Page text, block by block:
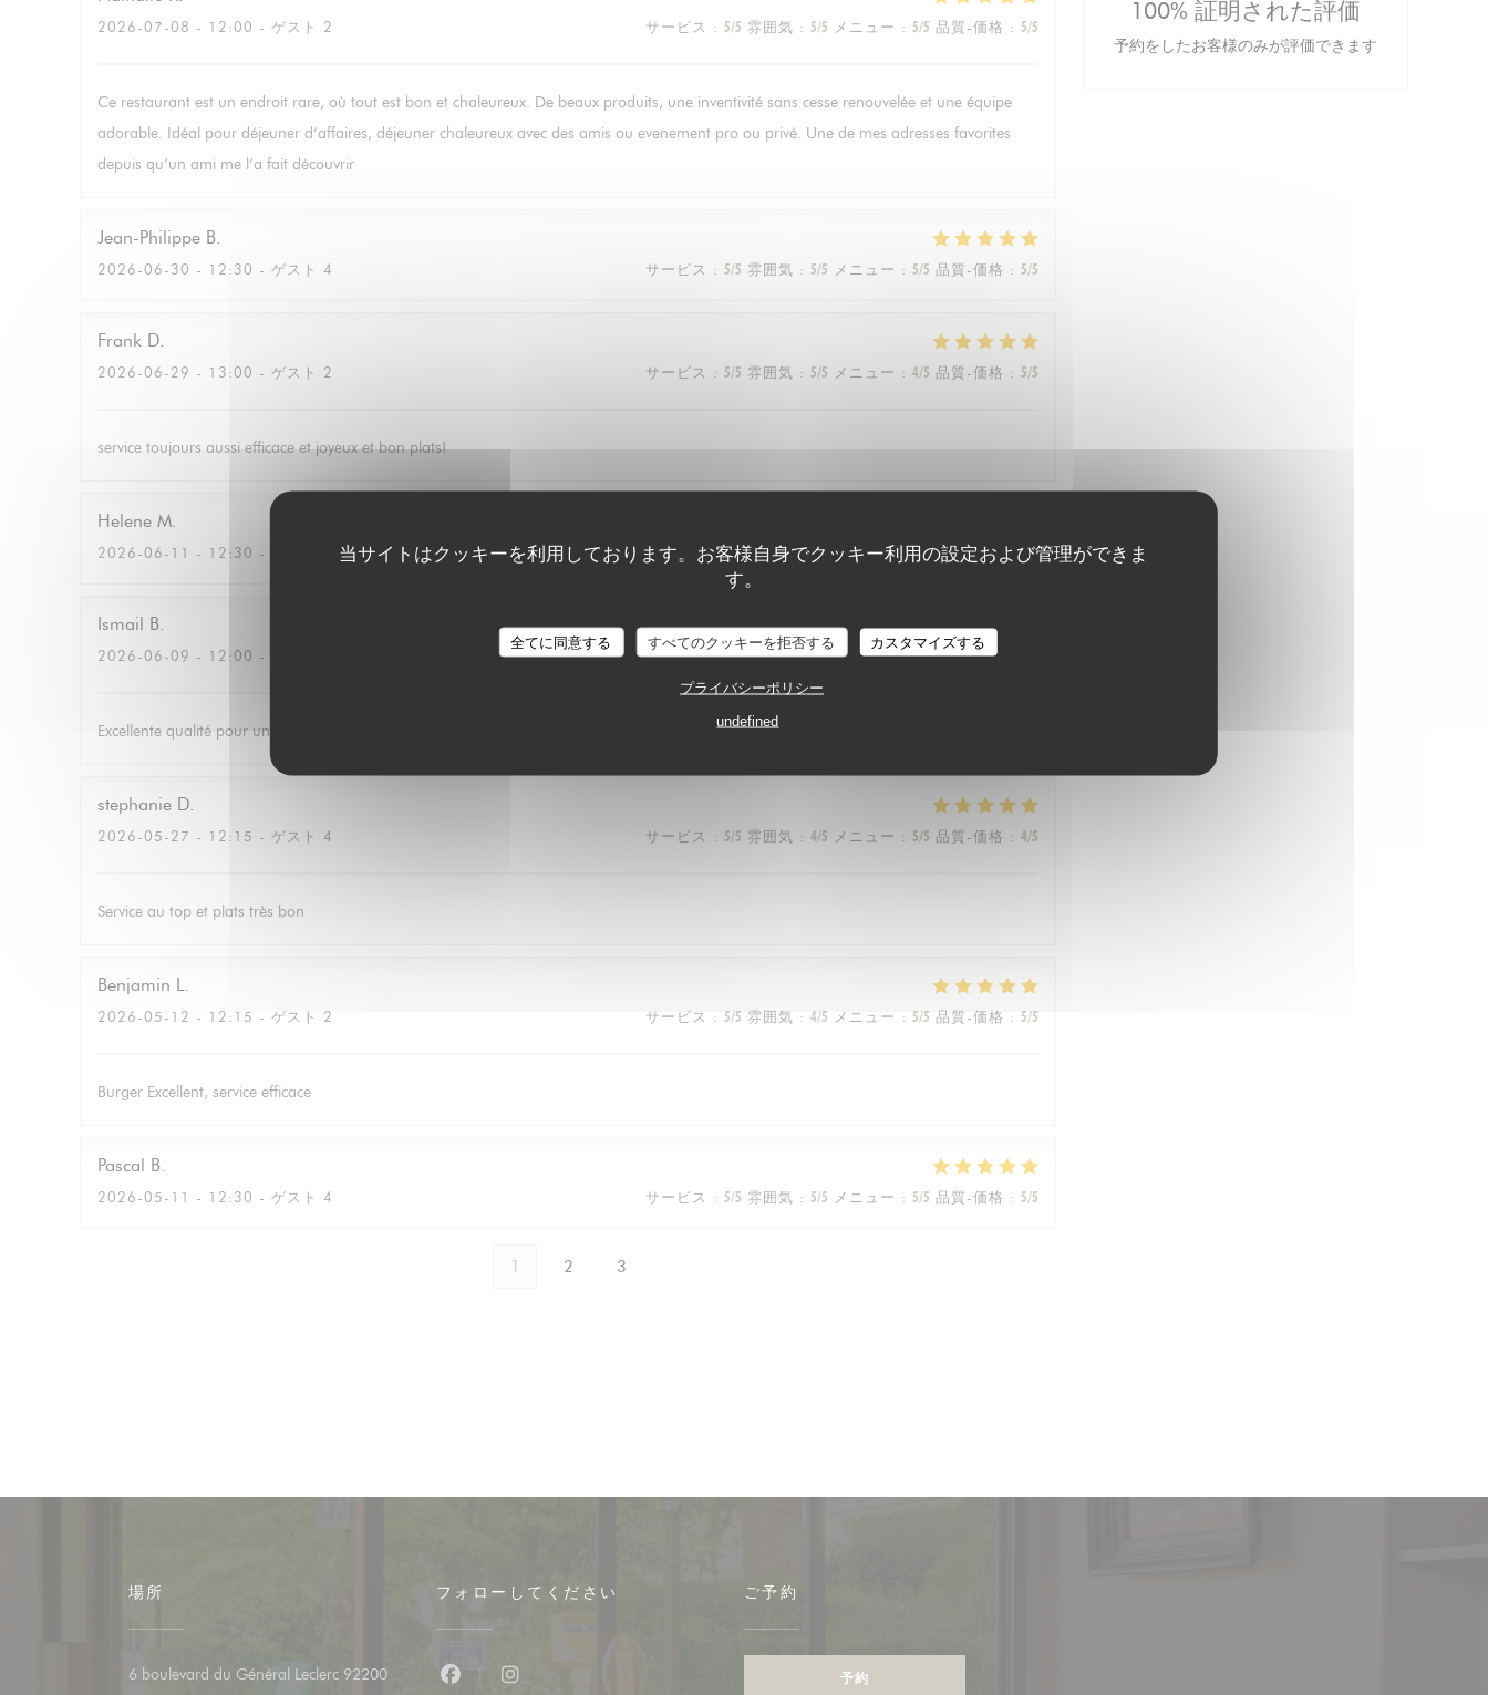
当サイトはクッキーを利用しております。お客様自身でクッキー利用の設定および管理ができま
す。
全てに同意する すべてのクッキーを拒否する カスタマイズする
プライバシーポリシー
undefined
2026-07-08 - 12:00 - ゲスト 2 サービス : 5/5 雰囲気 : 5/5 メニュー : 5/5 品質-価格 : 5/5
Ce restaurant est un endroit rare, où tout est bon et chaleureux. De beaux produits, une inventivité sans cesse renouvelée et une équipe
adorable. Idéal pour déjeuner d’affaires, déjeuner chaleureux avec des amis ou evenement pro ou privé. Une de mes adresses favorites
depuis qu’un ami me l’a fait découvrir
Jean-Philippe B
2026-06-30 - 12:30 - ゲスト 4 サービス : 5/5 雰囲気 : 5/5 メニュー : 5/5 品質-価格 : 5/5
Frank D
2026-06-29 - 13:00 - ゲスト 2 サービス : 5/5 雰囲気 : 5/5 メニュー : 4/5 品質-価格 : 5/5
service toujours aussi efficace et joyeux et bon plats!
Helene M
2026-06-11 - 12:30 - ゲスト 2 サービス: 5/5 雰囲気: 5/5 メニュー: 5/5 品質-価格 : 5/5
Ismail B
2026-06-09 - 12:00 - ゲスト 3 サービス: 5/5 雰囲気: 5/5 メニュー: 5/5 品質-価格
Excellente qualité pour un prix correcte avec du choix. Le service est rapide et toujours avec le sourire
stephanie D
2026-05-27 - 12:15 - ゲスト 4 サービス : 5/5 雰囲気 : 4/5 メニュー : 5/5 品質-価格 : 4/5
Service au top et plats très bon
Benjamin L
2026-05-12 - 12:15 - ゲスト 2 サービス : 5/5 雰囲気 : 4/5 メニュー : 5/5 品質-価格 : 5/5
Burger Excellent, service efficace
Pascal B
2026-05-11 - 12:30 - ゲスト 4 サービス : 5/5 雰囲気 : 5/5 メニュー : 5/5 品質-価格 : 5/5
1 2 3
100% 証明された評価
予約をしたお客様のみが評価できます
場所
6 boulevard du Général Leclerc 92200
フォローしてください ご予約
予約